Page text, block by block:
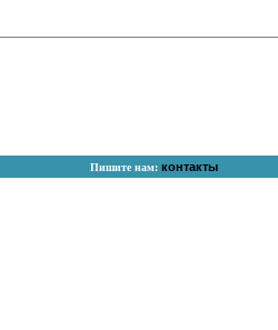
Пишите нам: контакты